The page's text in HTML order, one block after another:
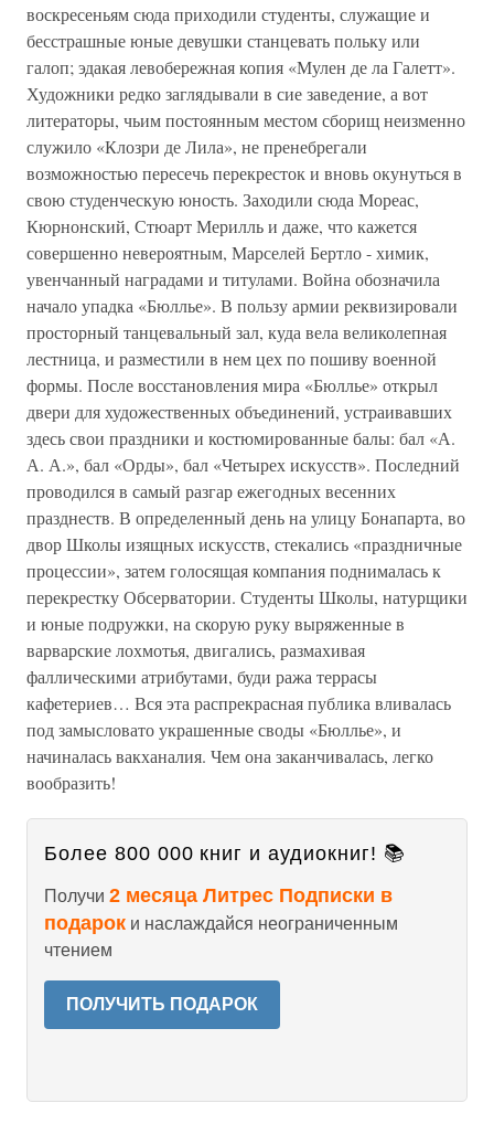
воскресеньям сюда приходили студенты, служащие и
бесстрашные юные девушки станцевать польку или
галоп; эдакая левобережная копия «Мулен де ла Галетт».
Художники редко заглядывали в сие заведение, а вот
литераторы, чьим постоянным местом сборищ неизменно
служило «Клозри де Лила», не пренебрегали
возможностью пересечь перекресток и вновь окунуться в
свою студенческую юность. Заходили сюда Мореас,
Кюрнонский, Стюарт Мерилль и даже, что кажется
совершенно невероятным, Марселей Бертло - химик,
увенчанный наградами и титулами. Война обозначила
начало упадка «Бюллье». В пользу армии реквизировали
просторный танцевальный зал, куда вела великолепная
лестница, и разместили в нем цех по пошиву военной
формы. После восстановления мира «Бюллье» открыл
двери для художественных объединений, устраивавших
здесь свои праздники и костюмированные балы: бал «А.
А. А.», бал «Орды», бал «Четырех искусств». Последний
проводился в самый разгар ежегодных весенних
празднеств. В определенный день на улицу Бонапарта, во
двор Школы изящных искусств, стекались «праздничные
процессии», затем голосящая компания поднималась к
перекрестку Обсерватории. Студенты Школы, натурщики
и юные подружки, на скорую руку выряженные в
варварские лохмотья, двигались, размахивая
фаллическими атрибутами, буди ража террасы
кафетериев… Вся эта распрекрасная публика вливалась
под замысловато украшенные своды «Бюллье», и
начиналась вакханалия. Чем она заканчивалась, легко
вообразить!
Более 800 000 книг и аудиокниг! 📚
Получи 2 месяца Литрес Подписки в
подарок и наслаждайся неограниченным
чтением
ПОЛУЧИТЬ ПОДАРОК